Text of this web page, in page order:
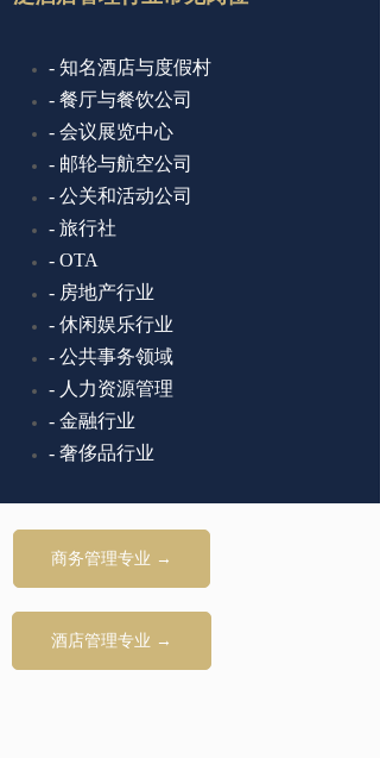
酒店管理专业 →
- 知名酒店与度假村
- 餐厅与餐饮公司
- 会议展览中心
- 邮轮与航空公司
- 公关和活动公司
- 旅行社
- OTA
- 房地产行业
- 休闲娱乐行业
- 公共事务领域
- 人力资源管理
- 金融行业
- 奢侈品行业
商务管理专业 →